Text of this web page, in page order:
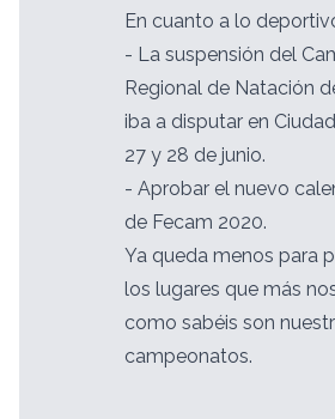
En cuanto a lo
- La suspensión del
Regional de Natación
iba a disputar en
27 y 28 de junio.
- Aprobar el nuevo
de Fecam 2020.
Ya queda menos para
los lugares que más
como sabéis son
campeonatos.